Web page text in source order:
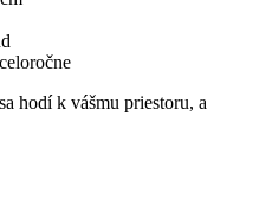
hodí k vášmu priestoru, a